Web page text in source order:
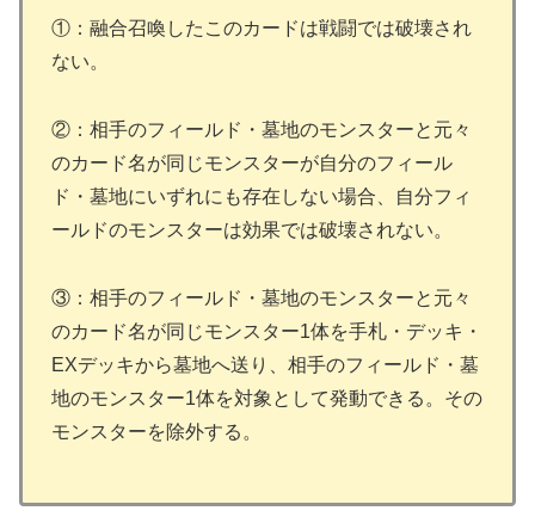
①：融合召喚したこのカードは戦闘では破壊され
ない。
②：相手のフィールド・墓地のモンスターと元々
のカード名が同じモンスターが自分のフィール
ド・墓地にいずれにも存在しない場合、自分フィ
ールドのモンスターは効果では破壊されない。
③：相手のフィールド・墓地のモンスターと元々
のカード名が同じモンスター1体を手札・デッキ・
EXデッキから墓地へ送り、相手のフィールド・墓
地のモンスター1体を対象として発動できる。その
モンスターを除外する。